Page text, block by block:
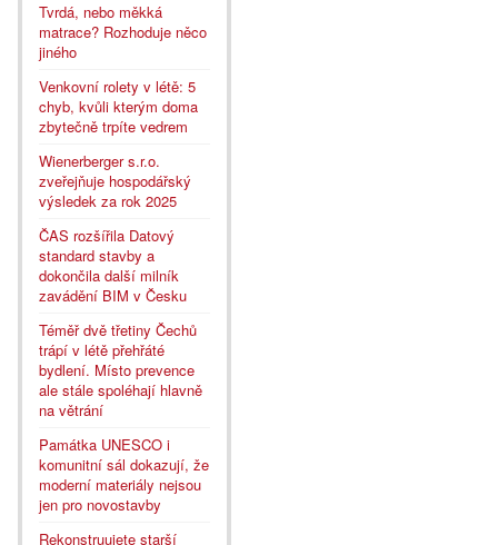
Tvrdá, nebo měkká
matrace? Rozhoduje něco
jiného
Venkovní rolety v létě: 5
chyb, kvůli kterým doma
zbytečně trpíte vedrem
Wienerberger s.r.o.
zveřejňuje hospodářský
výsledek za rok 2025
ČAS rozšířila Datový
standard stavby a
dokončila další milník
zavádění BIM v Česku
Téměř dvě třetiny Čechů
trápí v létě přehřáté
bydlení. Místo prevence
ale stále spoléhají hlavně
na větrání
Památka UNESCO i
komunitní sál dokazují, že
moderní materiály nejsou
jen pro novostavby
Rekonstruujete starší